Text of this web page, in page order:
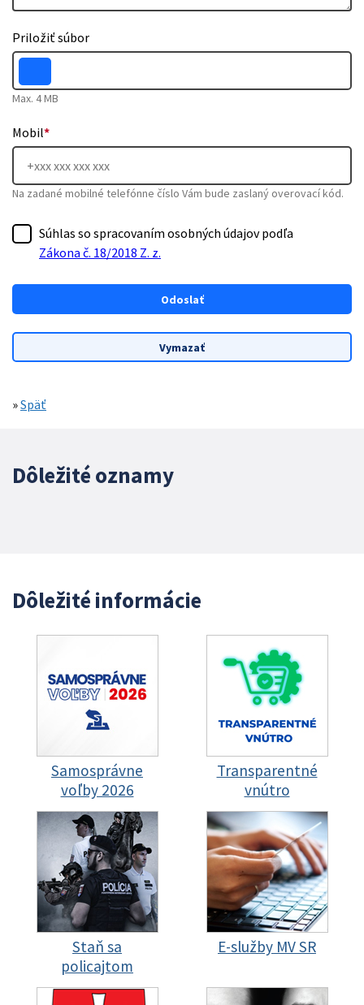
Priložiť súbor
Max. 4 MB
Mobil*
Na zadané mobilné telefónne číslo Vám bude zaslaný overovací kód.
Súhlas so spracovaním osobných údajov podľa
Zákona č. 18/2018 Z. z.
»Späť
Dôležité oznamy
Dôležité informácie
Samosprávne
voľby 2026
Transparentné
vnútro
Staň sa
policajtom
E-služby MV SR